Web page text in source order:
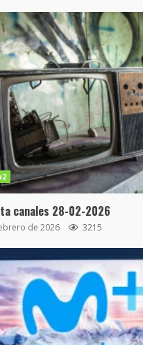
canales 28-02-2026
de 2026 3215